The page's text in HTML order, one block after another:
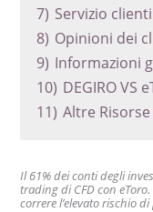
7) Servizio clienti
8) Opinioni dei
9) Informazioni
10) DEGIRO VS
11) Altre Risorse
Il 61% dei conti degli
trading di CFD con
correre l’elevato rischio